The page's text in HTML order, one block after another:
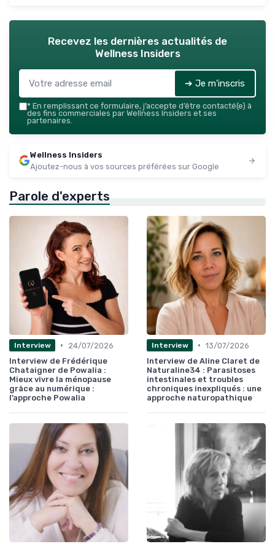
Recevez les dernières actualités de
Wellness Insiders
➔ Je m'inscris
* En remplissant ce formulaire, j’accepte d’être contacté(e) à
des fins commerciales par Wellness Insiders et ses
partenaires.
Wellness Insiders
Ajoutez-nous à vos sources préférées sur Google
Parole d'experts
Interview •
24/07/2026
Interview de Frédérique
Chataigner de Powalia :
Mieux vivre la ménopause
grâce au numérique :
l’approche Powalia
Interview • 13/07/2026
Interview de Aline Claret de
Naturaline34 : Parasitoses
intestinales et troubles
chroniques inexpliqués : une
approche naturopathique